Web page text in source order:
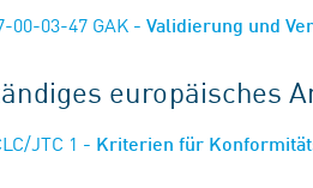
00-03-47 GAK - Validierung und
europäisches
JTC 1 - Kriterien für